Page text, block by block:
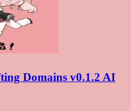
Domains v0.1.2 AI